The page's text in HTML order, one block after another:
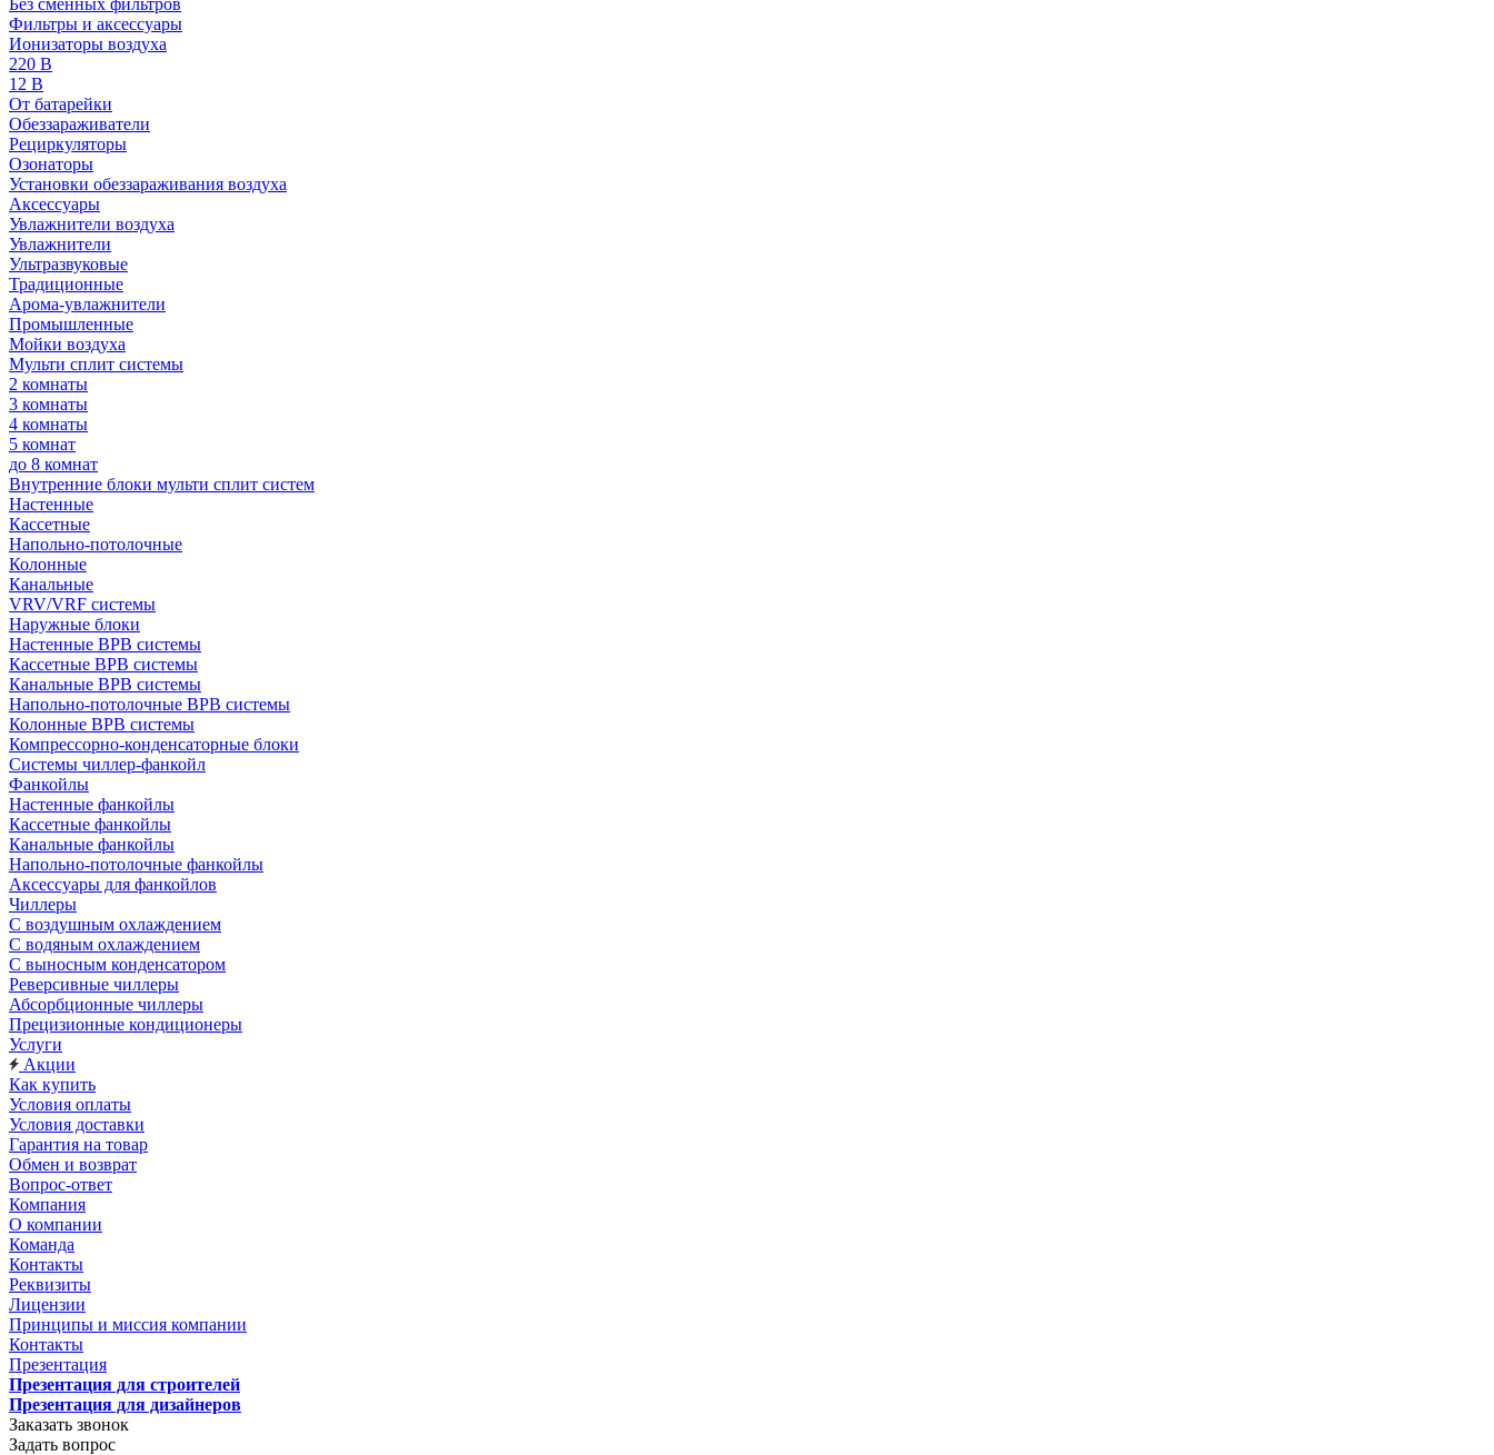
Без сменных фильтров
Фильтры и аксессуары
Ионизаторы воздуха
220 В
12 В
От батарейки
Обеззараживатели
Рециркуляторы
Озонаторы
Установки обеззараживания воздуха
Аксессуары
Увлажнители воздуха
Увлажнители
Ультразвуковые
Традиционные
Арома-увлажнители
Промышленные
Мойки воздуха
Мульти сплит системы
2 комнаты
3 комнаты
4 комнаты
5 комнат
до 8 комнат
Внутренние блоки мульти сплит систем
Настенные
Кассетные
Напольно-потолочные
Колонные
Канальные
VRV/VRF системы
Наружные блоки
Настенные ВРВ системы
Кассетные ВРВ системы
Канальные ВРВ системы
Напольно-потолочные ВРВ системы
Колонные ВРВ системы
Компрессорно-конденсаторные блоки
Системы чиллер-фанкойл
Фанкойлы
Настенные фанкойлы
Кассетные фанкойлы
Канальные фанкойлы
Напольно-потолочные фанкойлы
Аксессуары для фанкойлов
Чиллеры
С воздушным охлаждением
С водяным охлаждением
С выносным конденсатором
Реверсивные чиллеры
Абсорбционные чиллеры
Прецизионные кондиционеры
Услуги
Акции
Как купить
Условия оплаты
Условия доставки
Гарантия на товар
Обмен и возврат
Вопрос-ответ
Компания
О компании
Команда
Контакты
Реквизиты
Лицензии
Принципы и миссия компании
Контакты
Презентация
Презентация для строителей
Презентация для дизайнеров
Заказать звонок
Задать вопрос